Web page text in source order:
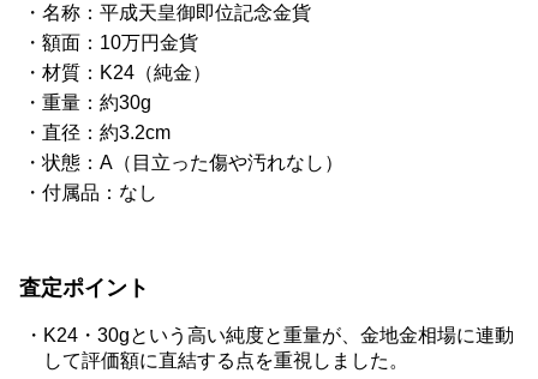
名称：平成天皇御即位記念金貨
額面：10万円金貨
材質：K24（純金）
重量：約30g
直径：約3.2cm
状態：A（目立った傷や汚れなし）
付属品：なし
査定ポイント
K24・30gという高い純度と重量が、金地金相場に連動
して評価額に直結する点を重視しました。